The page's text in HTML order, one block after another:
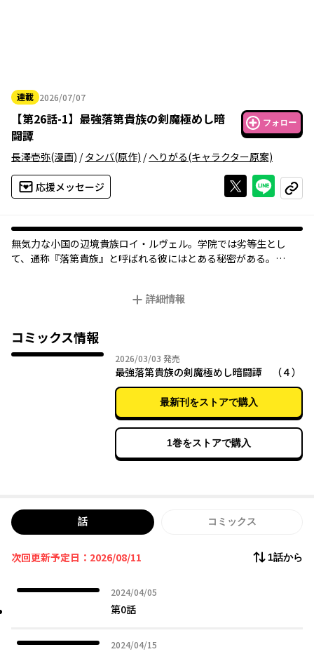
連載 2026/07/07
2026年07月07日
【第26話-1】 最強落第貴族の剣魔極めし暗
闘譚
フォロー
長澤壱弥(漫画) /タンバ(原作) /へりがる(キャラクター原案)
応援メッセージ Xで投稿する
ライン
コピー
無気力な小国の辺境貴族ロイ・ルヴェル。学院では劣等生とし
て、通称『落第貴族』と呼ばれる彼にはとある秘密がある。
二大国で称賛される最強の正体は、無能を演じるロイなのだ！
剣聖・賢者を志す学院の美少女たちに興味を持たれ……!?
落第貴族の新たな暗躍ファンタジー、開幕!!
詳細情報
コミックス情報
2026/03/03 2026年03月03日
発売
最強落第貴族の剣魔極めし暗闘譚 （４）
最新刊をストアで購入
1巻をストアで購入
話 コミックス
次回更新予定日：2026/08/11 1話から
2024/04/05
2024年04月05日
第0話
2024/04/15
2024年04月15日